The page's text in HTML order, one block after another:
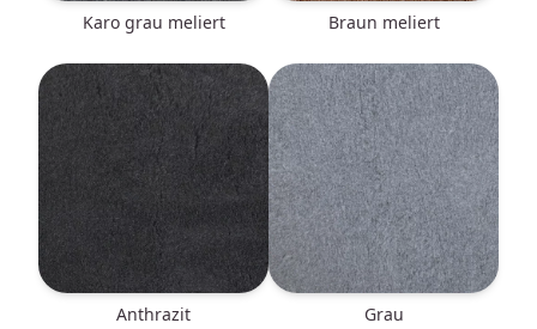
Karo grau meliert braun meliert
anthrazit grau